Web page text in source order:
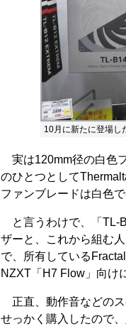
10月に新たに登場し
実は120mm径の白色
のひとつとして
ファンブレードは白色で
と言うわけで、「TL-
ザーと、これから組む
で、所有している
NZXT「H7 Flow」向け
正直、動作音などのス
せっかく購入したので